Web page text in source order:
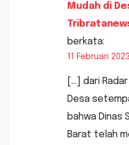
Mudah di
berkata:
11 Februari
[…] dari
Desa
bahwa Dinas
Barat telah